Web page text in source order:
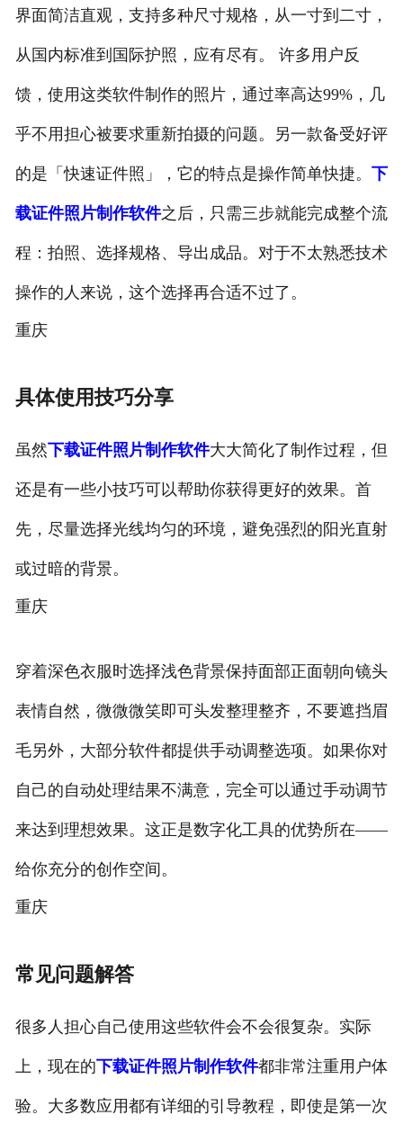
界面简洁直观，支持多种尺寸规格，从一寸到二寸，
从国内标准到国际护照，应有尽有。 许多用户反
馈，使用这类软件制作的照片，通过率高达99%，几
乎不用担心被要求重新拍摄的问题。另一款备受好评
的是「快速证件照」，它的特点是操作简单快捷。 下
载证件照片制作软件之后，只需三步就能完成整个流
程：拍照、选择规格、导出成品。对于不太熟悉技术
操作的人来说，这个选择再合适不过了。
重庆
具体使用技巧分享
虽然下载证件照片制作软件大大简化了制作过程，但
还是有一些小技巧可以帮助你获得更好的效果。首
先，尽量选择光线均匀的环境，避免强烈的阳光直射
或过暗的背景。
重庆
穿着深色衣服时选择浅色背景保持面部正面朝向镜头
表情自然，微微微笑即可头发整理整齐，不要遮挡眉
毛另外，大部分软件都提供手动调整选项。如果你对
自己的自动处理结果不满意，完全可以通过手动调节
来达到理想效果。这正是数字化工具的优势所在——
给你充分的创作空间。
重庆
常见问题解答
很多人担心自己使用这些软件会不会很复杂。实际
上，现在的下载证件照片制作软件都非常注重用户体
验。大多数应用都有详细的引导教程，即使是第一次